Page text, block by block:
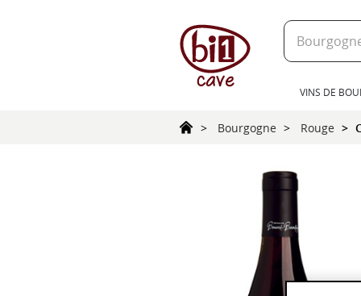
VINS DE
Bourgogne Rouge